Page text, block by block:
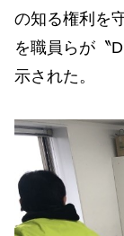
の知る権利を
を職員らが〝
示された。